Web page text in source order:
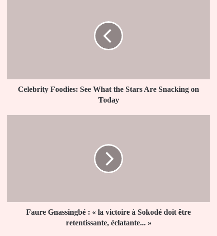
on
TodayCelebrity Foodies: See What the Stars Are Snacking on
Today
retentissante,
éclatante... »Faure Gnassingbé : « la victoire à Sokodé doit être
retentissante, éclatante... »